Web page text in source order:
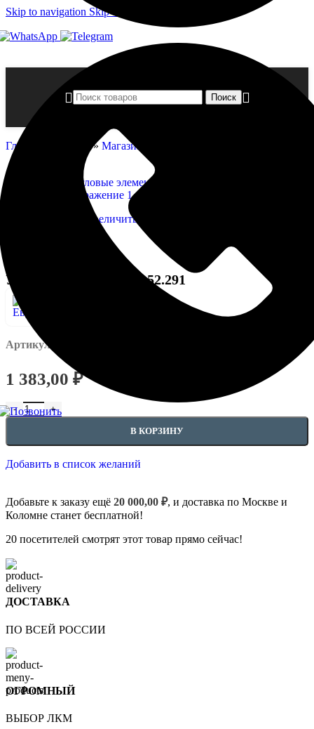
Skip to navigation Skip to main content
Поиск
Главная страница » Магазин
Нажмите, чтобы увеличить
Угловые элемент — 1.52.291
Артикул:
1 383,00 ₽
В КОРЗИНУ
Добавить в список желаний
Добавьте к заказу ещё 20 000,00 ₽, и доставка по Москве и
Коломне станет бесплатной!
20 посетителей смотрят этот товар прямо сейчас!
ДОСТАВКА
ПО ВСЕЙ РОССИИ
ОГРОМНЫЙ
ВЫБОР ЛКМ